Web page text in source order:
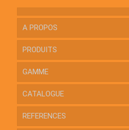
A PROPOS
PRODUITS
GAMME
CATALOGUE
REFERENCES